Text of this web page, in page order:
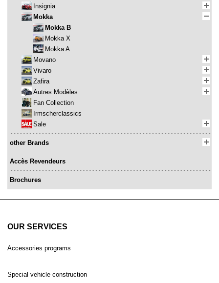
Insignia
Mokka
Mokka B
Mokka X
Mokka A
Movano
Vivaro
Zafira
Autres Modèles
Fan Collection
Irmscherclassics
Sale
other Brands
Accès Revendeurs
Brochures
OUR SERVICES
Accessories programs
Special vehicle construction